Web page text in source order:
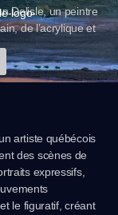
Delisle, un peintre
de l’acrylique et
artiste québécois
des scènes de
expressifs,
le figuratif, créant